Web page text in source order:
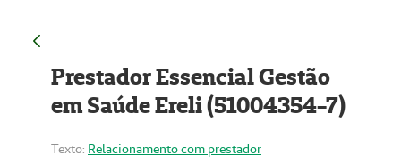
Prestador Essencial Gestão
em Saúde Ereli (51004354-7)
Texto: Relacionamento com prestador